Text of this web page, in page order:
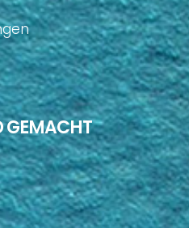
GEMACHT